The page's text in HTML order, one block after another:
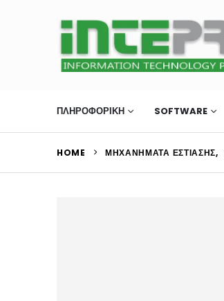
ΠΛΗΡΟΦΟΡΙΚΗ SOFTWARE
HOME ΜΗΧΑΝΉΜΑΤΑ ΕΣΤΊΑΣΗΣ,